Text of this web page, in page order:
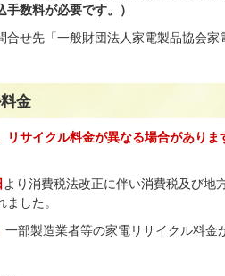
手数料が必要です。）
合せ先「一般財団法人家電製品協会家
金
リサイクル料金が異なる場合がありま
より消費税法改正に伴い消費税及び地
した。
一部製造業者等の家電リサイクル料金